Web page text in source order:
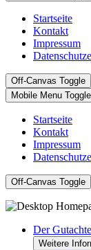
Startseite
Kontakt
Impressum
Off-Canvas Toggle
Mobile Menu Toggle
Startseite
Kontakt
Impressum
Off-Canvas Toggle
Der
Weitere